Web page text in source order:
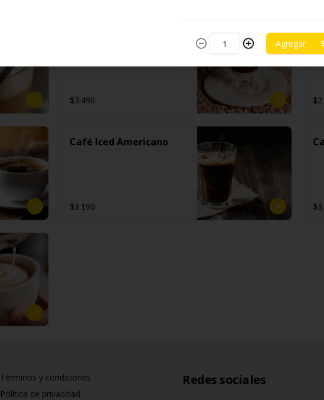
$3.490
Café Iced Americano
$3.190
Términos y condiciones
Política de privacidad
Redes sociales
Agregar